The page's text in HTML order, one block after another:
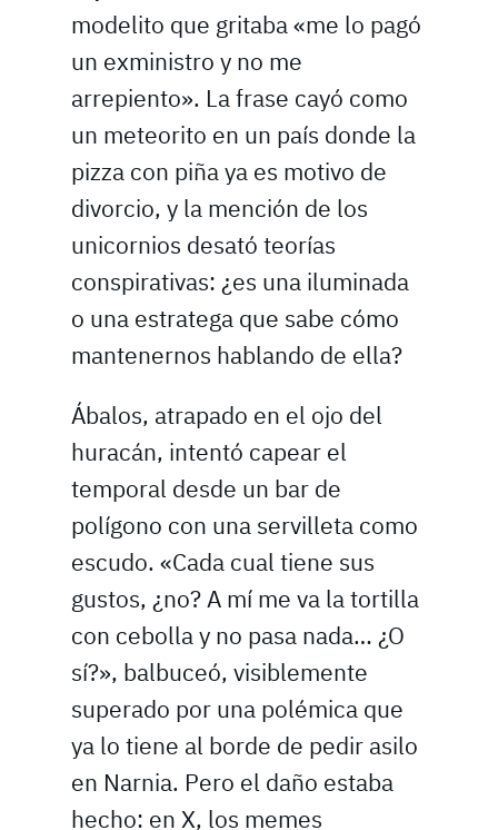
modelito que gritaba «me lo pagó
un exministro y no me
arrepiento». La frase cayó como
un meteorito en un país donde la
pizza con piña ya es motivo de
divorcio, y la mención de los
unicornios desató teorías
conspirativas: ¿es una iluminada
o una estratega que sabe cómo
mantenernos hablando de ella?
Ábalos, atrapado en el ojo del
huracán, intentó capear el
temporal desde un bar de
polígono con una servilleta como
escudo. «Cada cual tiene sus
gustos, ¿no? A mí me va la tortilla
con cebolla y no pasa nada… ¿O
sí?», balbuceó, visiblemente
superado por una polémica que
ya lo tiene al borde de pedir asilo
en Narnia. Pero el daño estaba
hecho: en X, los memes